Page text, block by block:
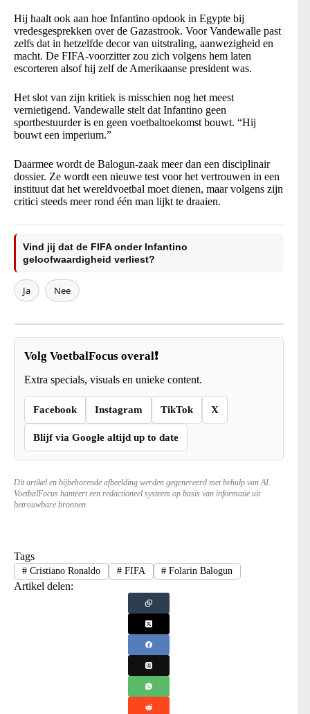
Hij haalt ook aan hoe Infantino opdook in Egypte bij
vredesgesprekken over de Gazastrook. Voor Vandewalle past
zelfs dat in hetzelfde decor van uitstraling, aanwezigheid en
macht. De FIFA-voorzitter zou zich volgens hem laten
escorteren alsof hij zelf de Amerikaanse president was.
Het slot van zijn kritiek is misschien nog het meest
vernietigend. Vandewalle stelt dat Infantino geen
sportbestuurder is en geen voetbaltoekomst bouwt. “Hij
bouwt een imperium.”
Daarmee wordt de Balogun-zaak meer dan een disciplinair
dossier. Ze wordt een nieuwe test voor het vertrouwen in een
instituut dat het wereldvoetbal moet dienen, maar volgens zijn
critici steeds meer rond één man lijkt te draaien.
Vind jij dat de FIFA onder Infantino
geloofwaardigheid verliest?
Ja Nee
Volg VoetbalFocus overal❗
Extra specials, visuals en unieke content.
Facebook Instagram TikTok X
Blijf via Google altijd up to date
Dit artikel en bijbehorende afbeelding werden gegenereerd met behulp van AI.
VoetbalFocus hanteert een redactioneel systeem op basis van informatie uit
betrouwbare bronnen.
Tags
#Cristiano Ronaldo #FIFA # Folarin Balogun
Artikel delen: